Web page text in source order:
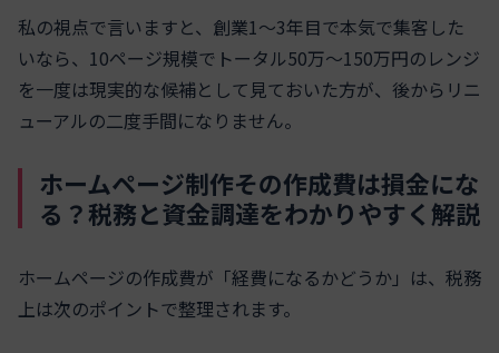
私の視点で言いますと、創業1〜3年目で本気で集客した
いなら、10ページ規模でトータル50万〜150万円のレンジ
を一度は現実的な候補として見ておいた方が、後からリニ
ューアルの二度手間になりません。
ホームページ制作その作成費は損金にな
る？税務と資金調達をわかりやすく解説
ホームページの作成費が「経費になるかどうか」は、税務
上は次のポイントで整理されます。